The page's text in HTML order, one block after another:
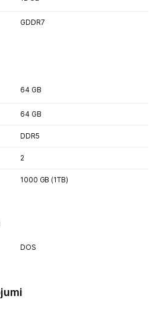
GDDR7
64 GB
64 GB
DDR5
2
1000 GB (1TB)
DOS